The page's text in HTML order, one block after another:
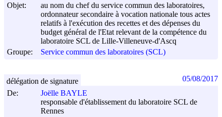
Objet:
au nom du chef du service commun des laboratoires,
ordonnateur secondaire à vocation nationale tous actes
relatifs à l'exécution des recettes et des dépenses du
budget général de l'Etat relevant de la compétence du
laboratoire SCL de Lille-Villeneuve-d'Ascq
Groupe:
Service commun des laboratoires (SCL)
De:
Joëlle BAYLE
responsable d'établissement du laboratoire SCL de
Rennes
délégation de signature 05/08/2017